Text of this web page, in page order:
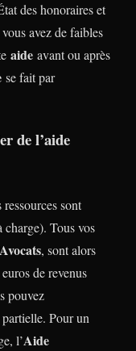
des honoraires et
avez de faibles
aide avant ou après
se fait par
de l’aide
sont
charge). Tous vos
, sont alors
de revenus
pouvez
partielle. Pour un
l’Aide